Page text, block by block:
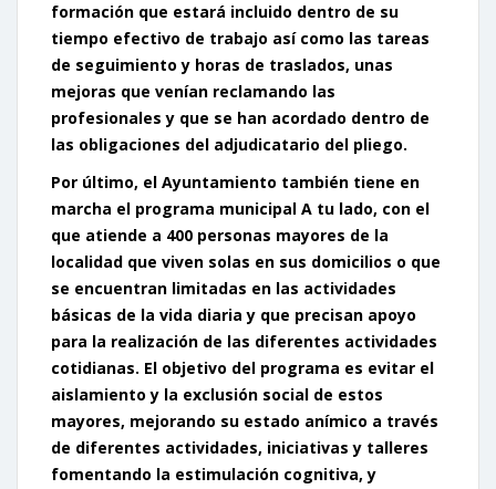
formación que estará incluido dentro de su
tiempo efectivo de trabajo así como las tareas
de seguimiento y horas de traslados, unas
mejoras que venían reclamando las
profesionales y que se han acordado dentro de
las obligaciones del adjudicatario del pliego.
Por último, el Ayuntamiento también tiene en
marcha el programa municipal A tu lado, con el
que atiende a 400 personas mayores de la
localidad que viven solas en sus domicilios o que
se encuentran limitadas en las actividades
básicas de la vida diaria y que precisan apoyo
para la realización de las diferentes actividades
cotidianas. El objetivo del programa es evitar el
aislamiento y la exclusión social de estos
mayores, mejorando su estado anímico a través
de diferentes actividades, iniciativas y talleres
fomentando la estimulación cognitiva, y